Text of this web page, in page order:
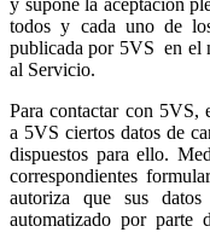
todos y cada uno de
publicada por 5VS en el
al Servicio.
Para contactar con 5VS,
a 5VS ciertos datos de
dispuestos para ello.
correspondientes
autoriza que sus datos
automatizado por parte